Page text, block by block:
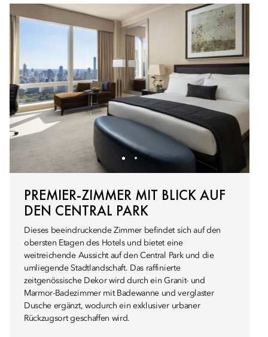
PREMIER-ZIMMER MIT BLICK AUF
DEN CENTRAL PARK
Dieses beeindruckende Zimmer befindet sich auf den
obersten Etagen des Hotels und bietet eine
weitreichende Aussicht auf den Central Park und die
umliegende Stadtlandschaft. Das raffinierte
zeitgenössische Dekor wird durch ein Granit- und
Marmor-Badezimmer mit Badewanne und verglaster
Dusche ergänzt, wodurch ein exklusiver urbaner
Rückzugsort geschaffen wird.